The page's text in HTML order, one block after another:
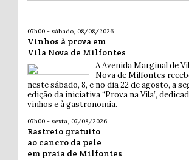
07h00 - sábado, 08/08/2026
Vinhos à prova em
Vila Nova de Milfontes
A Avenida Marginal de
Nova de Milfontes
neste sábado, 8, e no dia 22 de agosto, a
edição da iniciativa “Prova na Vila”,
vinhos e à gastronomia.
07h00 - sexta, 07/08/2026
Rastreio gratuito
ao cancro da pele
em praia de Milfontes